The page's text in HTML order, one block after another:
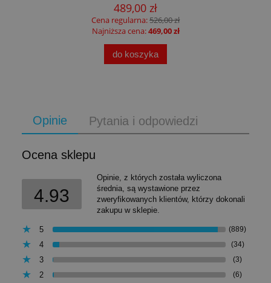
489,00 zł
Cena regularna:526,00 zł
Najniższa cena:469,00 zł
do koszyka
Opinie Pytania i odpowiedzi
Ocena sklepu
4.93
Opinie, z których została wyliczona
średnia, są wystawione przez
zweryfikowanych klientów, którzy dokonali
zakupu w sklepie.
5 (889)
4 (34)
3 (3)
2 (6)